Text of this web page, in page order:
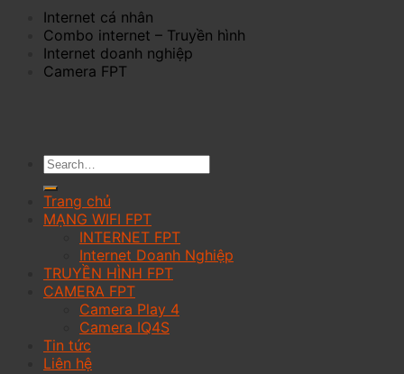
Internet cá nhân
Combo internet – Truyền hình
Internet doanh nghiệp
Camera FPT
Trang chủ
MẠNG WIFI FPT
INTERNET FPT
Internet Doanh Nghiệp
TRUYỀN HÌNH FPT
CAMERA FPT
Camera Play 4
Camera IQ4S
Tin tức
Liên hệ